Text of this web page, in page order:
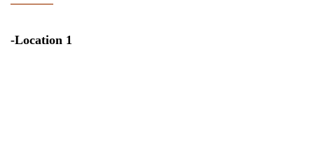
-Location 1